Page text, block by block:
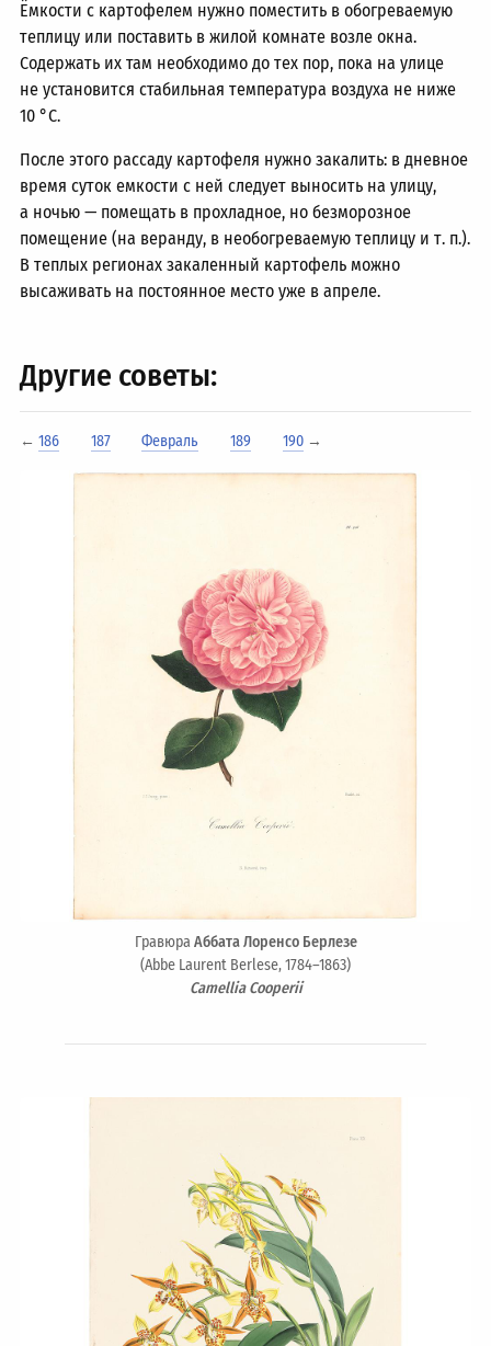
Ёмкости с картофелем нужно поместить в обогреваемую
теплицу или поставить в жилой комнате возле окна.
Содержать их там необходимо до тех пор, пока на улице
не установится стабильная температура воздуха не ниже
10 °C.
После этого рассаду картофеля нужно закалить: в дневное
время суток емкости с ней следует выносить на улицу,
а ночью — помещать в прохладное, но безморозное
помещение (на веранду, в необогреваемую теплицу и т. п.).
В теплых регионах закаленный картофель можно
высаживать на постоянное место уже в апреле.
Другие советы:
←186 187 Февраль 189 190→
ГравюраАббата Лоренсо Берлезе
(Abbe Laurent Berlese, 1784–1863)
Camellia Cooperii